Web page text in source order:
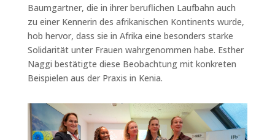
Baumgartner, die in ihrer beruflichen Laufbahn auch
zu einer Kennerin des afrikanischen Kontinents wurde,
hob hervor, dass sie in Afrika eine besonders starke
Solidarität unter Frauen wahrgenommen habe. Esther
Naggi bestätigte diese Beobachtung mit konkreten
Beispielen aus der Praxis in Kenia.